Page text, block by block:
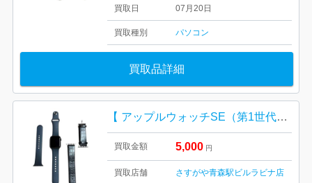
買取日 07月20日
買取種別 パソコン
買取品詳細
【 アップルウォッチSE（第1世代）/ 箱＆付属品なし 】
買取金額 5,000 円
買取店舗 さすがや青森駅ビルラビナ店